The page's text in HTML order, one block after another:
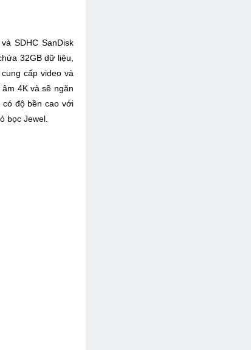
SDHC SanDisk
32GB dữ liệu,
cấp video và
4K và sẽ ngăn
có độ bền cao với
bọc Jewel.